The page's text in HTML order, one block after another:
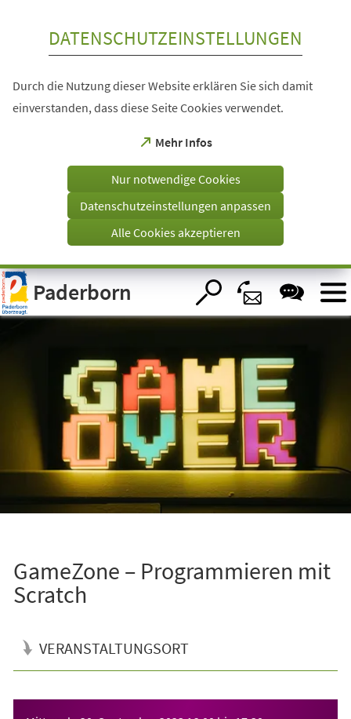
Visuelle
Assistenzsoftware
öffnen.
DATENSCHUTZEINSTELLUNGEN
Durch die Nutzung dieser Website erklären Sie sich damit
einverstanden, dass diese Seite Cookies verwendet.
Mehr Infos
(Öffnet
einem
Tab)
Nur notwendige Cookies
Datenschutzeinstellungen anpassen
Alle Cookies akzeptieren
Paderborn
GameZone – Programmieren mit
Scratch
VERANSTALTUNGSORT